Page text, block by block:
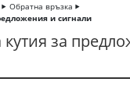
Обратна връзка
и сигнали
кутия за